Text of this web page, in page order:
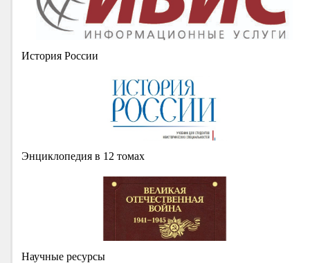
История России
Энциклопедия в 12 томах
Научные ресурсы